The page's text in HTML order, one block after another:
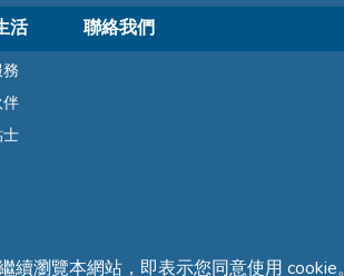
活 聯絡我們
瀏覽本網站，即表示您同意使用 cookie。